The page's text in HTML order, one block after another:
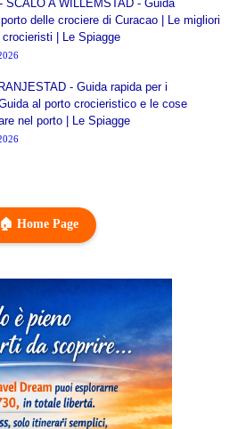
SCALO A WILLEMSTAD - Guida
delle crociere di Curacao | Le migliori
| Le Spiagge
- Guida rapida per i
al porto crocieristico e le cose
nel porto | Le Spiagge
🏠 Home Page